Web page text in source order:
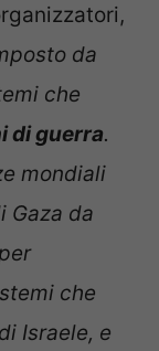
da
che
di guerra.
mondiali
Gaza da
che
Israele, e